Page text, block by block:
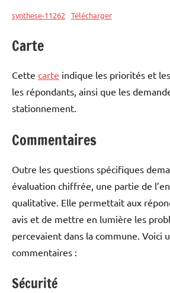
synthese-11262 Télécharger
Carte
Cette carte indique les priorités et
les répondants, ainsi que les
stationnement.
Commentaires
Outre les questions spécifiques
évaluation chiffrée, une partie de
qualitative. Elle permettait aux
avis et de mettre en lumière les
percevaient dans la commune. Voici
commentaires :
Sécurité